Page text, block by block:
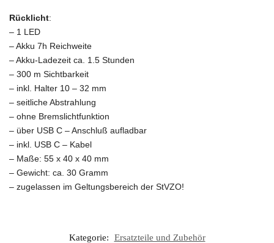
Rücklicht:
– 1 LED
– Akku 7h Reichweite
– Akku-Ladezeit ca. 1.5 Stunden
– 300 m Sichtbarkeit
– inkl. Halter 10 – 32 mm
– seitliche Abstrahlung
– ohne Bremslichtfunktion
– über USB C – Anschluß aufladbar
– inkl. USB C – Kabel
– Maße: 55 x 40 x 40 mm
– Gewicht: ca. 30 Gramm
– zugelassen im Geltungsbereich der StVZO!
Kategorie:
Ersatzteile und Zubehör